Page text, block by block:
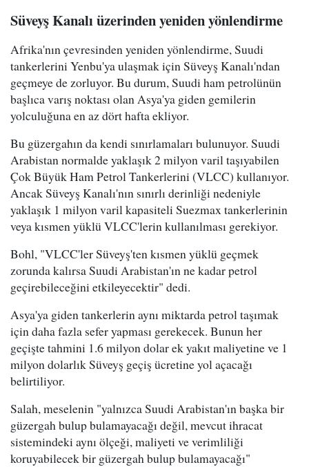
Süveyş Kanalı üzerinden yeniden yönlendirme
Afrika'nın çevresinden yeniden yönlendirme, Suudi
tankerlerini Yenbu'ya ulaşmak için Süveyş Kanalı'ndan
geçmeye de zorluyor. Bu durum, Suudi ham petrolünün
başlıca varış noktası olan Asya'ya giden gemilerin
yolculuğuna en az dört hafta ekliyor.
Bu güzergahın da kendi sınırlamaları bulunuyor. Suudi
Arabistan normalde yaklaşık 2 milyon varil taşıyabilen
Çok Büyük Ham Petrol Tankerlerini (VLCC) kullanıyor.
Ancak Süveyş Kanalı'nın sınırlı derinliği nedeniyle
yaklaşık 1 milyon varil kapasiteli Suezmax tankerlerinin
veya kısmen yüklü VLCC'lerin kullanılması gerekiyor.
Bohl, "VLCC'ler Süveyş'ten kısmen yüklü geçmek
zorunda kalırsa Suudi Arabistan'ın ne kadar petrol
geçirebileceğini etkileyecektir" dedi.
Asya'ya giden tankerlerin aynı miktarda petrol taşımak
için daha fazla sefer yapması gerekecek. Bunun her
geçişte tahmini 1.6 milyon dolar ek yakıt maliyetine ve 1
milyon dolarlık Süveyş geçiş ücretine yol açacağı
belirtiliyor.
Salah, meselenin "yalnızca Suudi Arabistan'ın başka bir
güzergah bulup bulamayacağı değil, mevcut ihracat
sistemindeki aynı ölçeği, maliyeti ve verimliliği
koruyabilecek bir güzergah bulup bulamayacağı"